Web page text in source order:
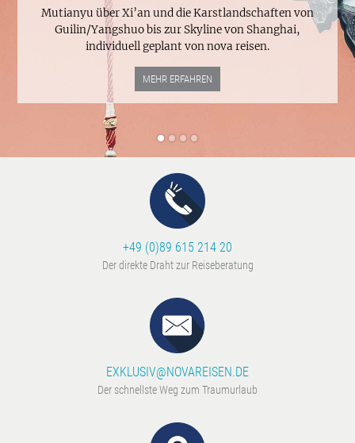
Mutianyu über Xi’an und die Karstlandschaften von
Guilin/Yangshuo bis zur Skyline von Shanghai,
individuell geplant von nova reisen.
MEHR ERFAHREN
+49 (0)89 615 214 20
Der direkte Draht zur Reiseberatung
EXKLUSIV@NOVAREISEN.DE
Der schnellste Weg zum Traumurlaub